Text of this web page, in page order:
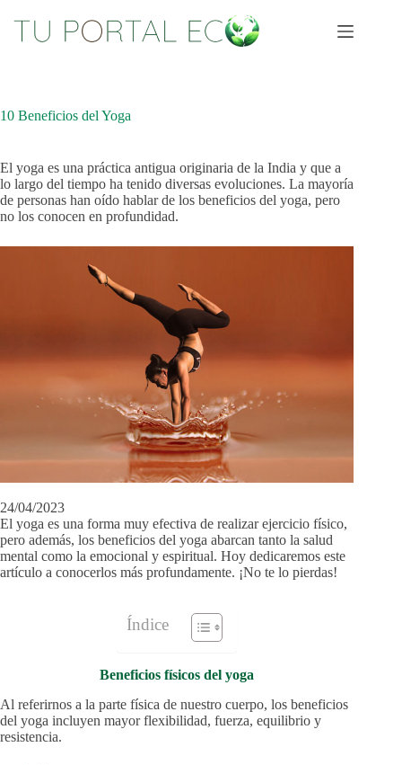
contenido
10 Beneficios del Yoga
El yoga es una práctica antigua originaria de la India y que a
lo largo del tiempo ha tenido diversas evoluciones. La mayoría
de personas han oído hablar de los beneficios del yoga, pero
no los conocen en profundidad.
24/04/2023
El yoga es una forma muy efectiva de realizar ejercicio físico,
pero además, los beneficios del yoga abarcan tanto la salud
mental como la emocional y espiritual. Hoy dedicaremos este
artículo a conocerlos más profundamente. ¡No te lo pierdas!
Índice
Beneficios físicos del yoga
Al referirnos a la parte física de nuestro cuerpo, los beneficios
del yoga incluyen mayor flexibilidad, fuerza, equilibrio y
resistencia.